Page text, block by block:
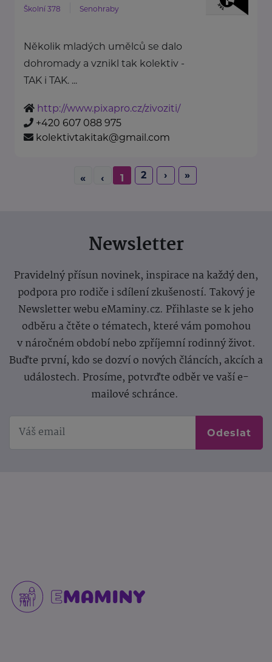
Školní 378 Senohraby
Několik mladých umělců se dalo
dohromady a vznikl tak kolektiv -
TAK i TAK. ...
http://www.pixapro.cz/zivoziti/
+420 607 088 975
kolektivtakitak@gmail.com
« ‹ 1 2 › »
Newsletter
Pravidelný přísun novinek, inspirace na každý den,
podpora pro rodiče i sdílení zkušeností. Takový je
Newsletter webu eMaminy.cz. Přihlaste se k jeho
odběru a čtěte o tématech, které vám pomohou
v náročném období nebo zpříjemní rodinný život.
Buďte první, kdo se dozví o nových článcích, akcích a
událostech. Prosíme, potvrďte odběr ve vaší e-
mailové schránce.
Odeslat